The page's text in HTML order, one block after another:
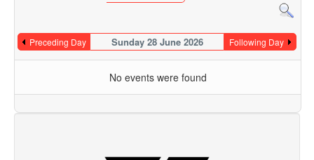
Preceding Day Sunday 28 June 2026 Following Day
No events were found